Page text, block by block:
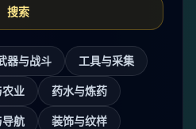
搜索
器与战斗
工具与采集
业
药水与炼药
航
装饰与纹样